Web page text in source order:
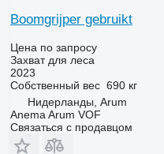
Boomgrijper gebruikt
Цена по запросу
Захват для леса
2023
Собственный вес 690 кг
Нидерланды, Arum
Anema Arum VOF
Связаться с продавцом